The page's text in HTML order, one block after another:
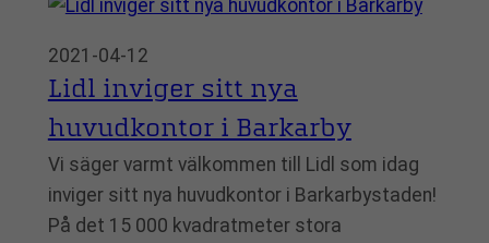
2021-04-12
Lidl inviger sitt nya
huvudkontor i Barkarby
Vi säger varmt välkommen till Lidl som idag
inviger sitt nya huvudkontor i Barkarbystaden!
På det 15 000 kvadratmeter stora